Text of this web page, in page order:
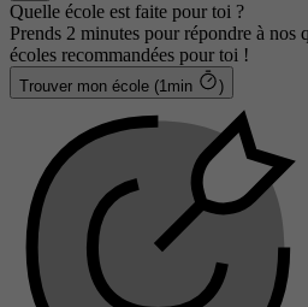
Quelle école est faite pour toi ?
Prends 2 minutes pour répondre à nos
écoles recommandées pour toi !
Trouver mon école (1min )